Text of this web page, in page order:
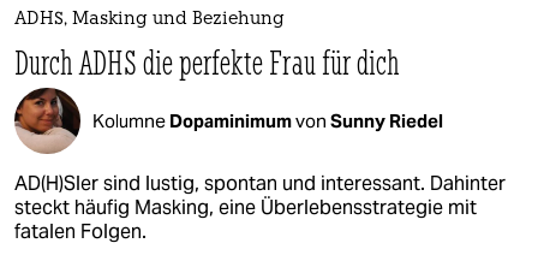
ADHS, Masking und Beziehung
Durch ADHS die perfekte Frau für dich
Kolumne Dopaminimumvon Sunny Riedel
AD(H)Sler sind lustig, spontan und interessant. Dahinter
steckt häufig Masking, eine Überlebensstrategie mit
fatalen Folgen.